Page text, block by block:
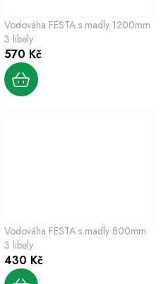
Vodováha FESTA s madly 1200mm
3 libely
570 Kč
Vodováha FESTA s madly 800mm
3 libely
430 Kč